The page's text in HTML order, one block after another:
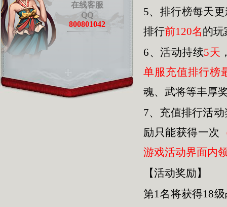
在线客服
QQ
800801042
5、排行榜每天
排行前120名的玩
6、活动持续5天
单服充值排行榜
魂、武将等丰厚
7、充值排行活
励只能获得一次
游戏活动界面内
【活动奖励】
第1名将获得18